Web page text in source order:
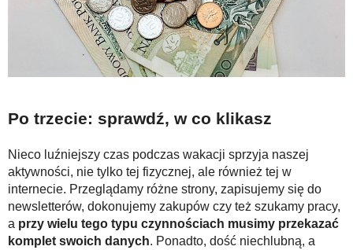
Po trzecie: sprawdź, w co klikasz
Nieco luźniejszy czas podczas wakacji sprzyja naszej
aktywności, nie tylko tej fizycznej, ale również tej w
internecie. Przeglądamy różne strony, zapisujemy się do
newsletterów, dokonujemy zakupów czy też szukamy pracy,
a przy wielu tego typu czynnościach musimy przekazać
komplet swoich danych. Ponadto, dość niechlubną, a